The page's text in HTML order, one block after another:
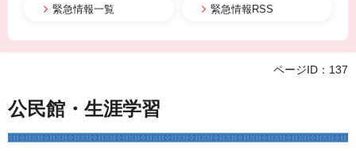
緊急情報一覧 緊急情報RSS
ページID：137
公民館・生涯学習